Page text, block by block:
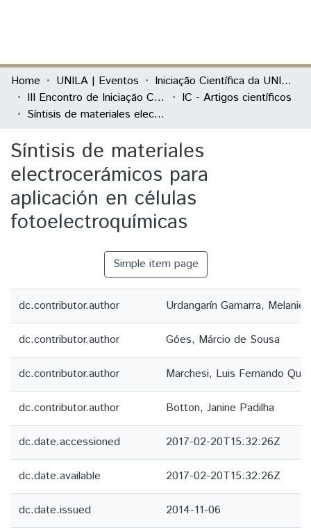
Communities & Collections
All of DSpace
Home UNILA | Eventos
Iniciação Científica da UNILA (IC)
III Encontro de Iniciação Científica da Unila “Pesquisa no século XXI: desafios e possibilidades”
IC - Artigos científicos
Síntisis de materiales electrocerámicos para aplicación en células fotoelectroquímicas
Síntisis de materiales
electrocerámicos para
aplicación en células
fotoelectroquímicas
Simple item page
dc.contributor.author Urdangarín Gamarra, Melanie
dc.contributor.author Góes, Márcio de Sousa
dc.contributor.author Marchesi, Luis Fernando
dc.contributor.author Botton, Janine Padilha
dc.date.accessioned 2017-02-20T15:32:26Z
dc.date.available 2017-02-20T15:32:26Z
dc.date.issued 2014-11-06